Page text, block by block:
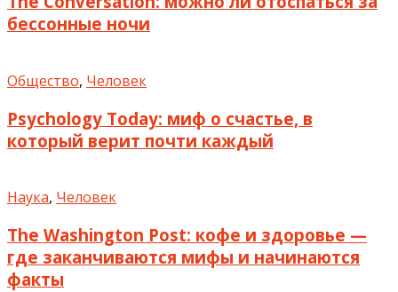
бессонные ночи
Общество, Человек
Psychology Today: миф о счастье, в
который верит почти каждый
Наука, Человек
The Washington Post: кофе и здоровье —
где заканчиваются мифы и начинаются
факты